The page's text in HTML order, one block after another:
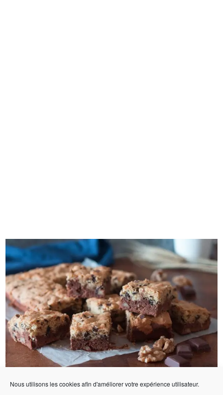
Nous utilisons les cookies afin d'améliorer votre expérience utilisateur.